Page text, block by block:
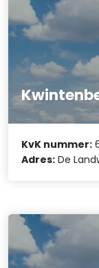
KvK nummer:
Adres: De